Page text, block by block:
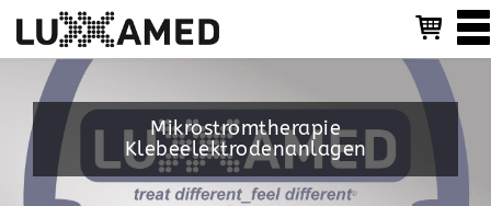
T
o
g
Mikrostromtherapie
Klebeelektrodenanlagen